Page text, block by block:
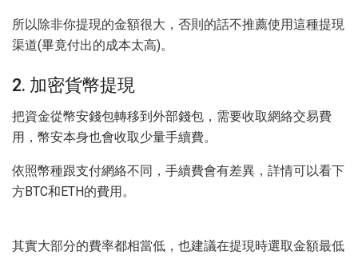
所以除非你提現的金額很大，否則的話不推薦使用這種提現
渠道(畢竟付出的成本太高)。
2. 加密貨幣提現
把資金從幣安錢包轉移到外部錢包，需要收取網絡交易費
用，幣安本身也會收取少量手續費。
依照幣種跟支付網絡不同，手續費會有差異，詳情可以看下
方BTC和ETH的費用。
其實大部分的費率都相當低，也建議在提現時選取金額最低